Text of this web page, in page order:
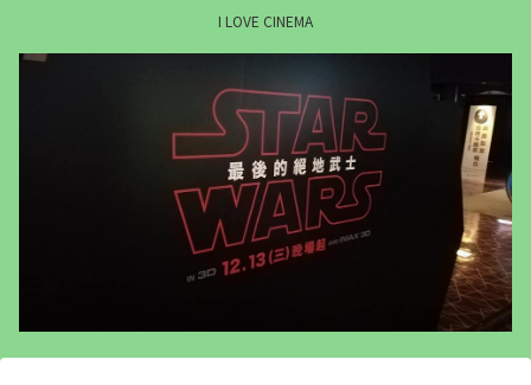
I LOVE CINEMA